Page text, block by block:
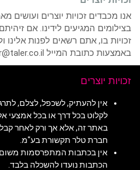
אנו מכבדים זכויות יוצרים ועושים
בצילומים המגיעים לידינו. אם
זכויות בו, אתם רשאים לפנות
באמצעות כתובת המייל taler@taler.co.il
זכויות יוצרים
אין להעתיק, לשכפל, לצלם,
לקלוט בכל דרך או בכל אמצעי
באתר זה, אלא אך ורק לאחר
חברת טלר תקשורת בע"מ.
אין בכתבות המתפרסמות משום
הכתבות נועדו להשכלה בלבד.